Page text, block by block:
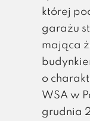
której
garażu
mająca
o
WSA w
grudnia